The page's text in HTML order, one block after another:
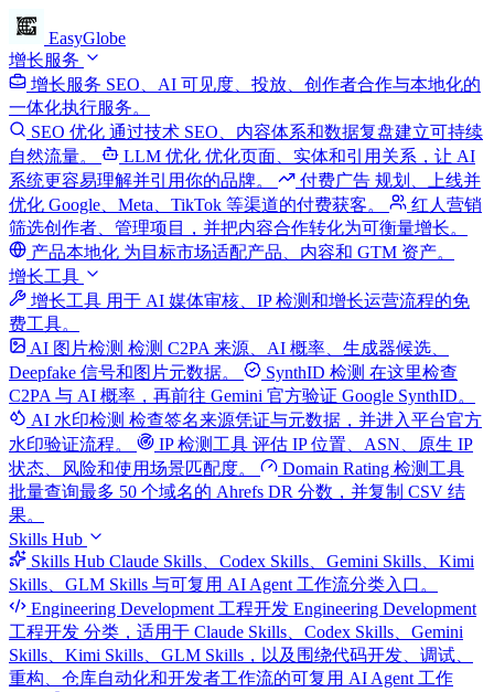
EasyGlobe
增长服务
增长服务 SEO、AI 可见度、投放、创作者合作与本地化的
一体化执行服务。
SEO 优化 通过技术 SEO、内容体系和数据复盘建立可持续
自然流量。
LLM 优化 优化页面、实体和引用关系，让 AI
系统更容易理解并引用你的品牌。
付费广告 规划、上线并
优化 Google、Meta、TikTok 等渠道的付费获客。
红人营销
筛选创作者、管理项目，并把内容合作转化为可衡量增长。
产品本地化 为目标市场适配产品、内容和 GTM 资产。
增长工具
增长工具 用于 AI 媒体审核、IP 检测和增长运营流程的免
费工具。
AI 图片检测 检测 C2PA 来源、AI 概率、生成器候选、
Deepfake 信号和图片元数据。
SynthID 检测 在这里检查
C2PA 与 AI 概率，再前往 Gemini 官方验证 Google SynthID。
AI 水印检测 检查签名来源凭证与元数据，并进入平台官方
水印验证流程。
IP 检测工具 评估 IP 位置、ASN、原生 IP
状态、风险和使用场景匹配度。
Domain Rating 检测工具
批量查询最多 50 个域名的 Ahrefs DR 分数，并复制 CSV 结
果。
Skills Hub
Skills Hub Claude Skills、Codex Skills、Gemini Skills、Kimi
Skills、GLM Skills 与可复用 AI Agent 工作流分类入口。
Engineering Development 工程开发 Engineering Development
工程开发 分类，适用于 Claude Skills、Codex Skills、Gemini
Skills、Kimi Skills、GLM Skills，以及围绕代码开发、调试、
重构、仓库自动化和开发者工作流的可复用 AI Agent 工作